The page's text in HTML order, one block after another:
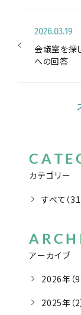
2026.03.19
会議室を探
への回答
カテゴリー
すべて（
アーカイブ
2026年（
2025年（2